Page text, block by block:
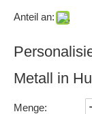
Anteil an:
Metall in
Menge: